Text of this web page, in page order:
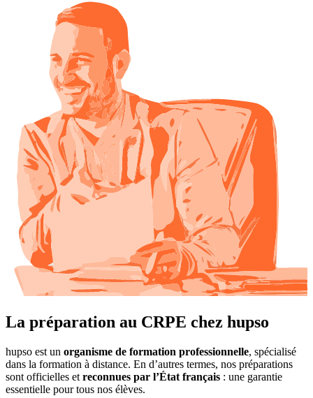
La préparation au CRPE chez hupso
hupso est un organisme de formation professionnelle, spécialisé
dans la formation à distance. En d’autres termes, nos préparations
sont officielles et reconnues par l’État français : une garantie
essentielle pour tous nos élèves.